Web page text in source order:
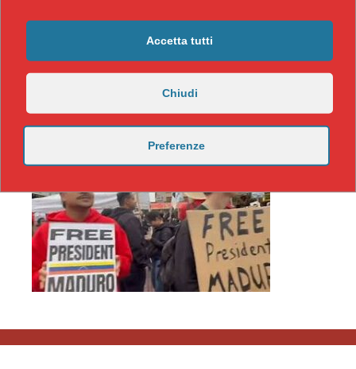
Accetta tutti
Chiudi
Preferenze